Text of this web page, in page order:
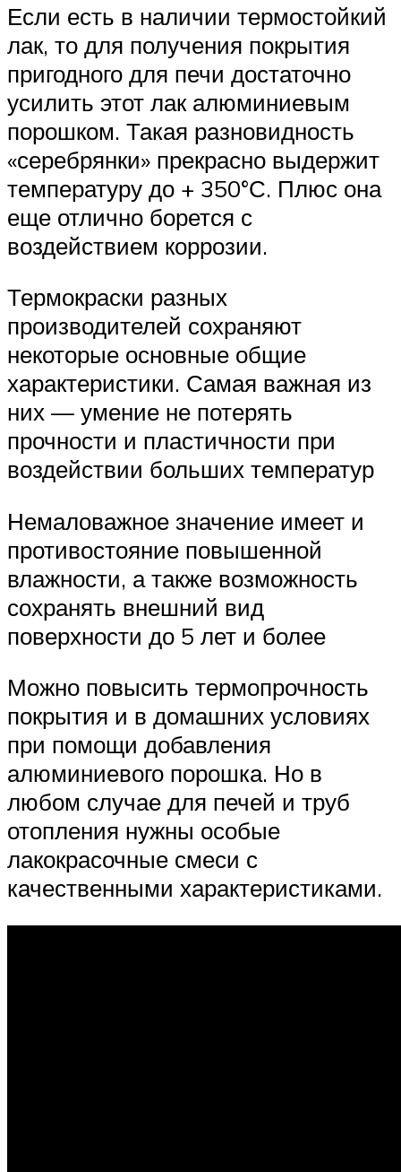
Если есть в наличии термостойкий
лак, то для получения покрытия
пригодного для печи достаточно
усилить этот лак алюминиевым
порошком. Такая разновидность
«серебрянки» прекрасно выдержит
температуру до + 350°С. Плюс она
еще отлично борется с
воздействием коррозии.
Термокраски разных
производителей сохраняют
некоторые основные общие
характеристики. Самая важная из
них — умение не потерять
прочности и пластичности при
воздействии больших температур
Немаловажное значение имеет и
противостояние повышенной
влажности, а также возможность
сохранять внешний вид
поверхности до 5 лет и более
Можно повысить термопрочность
покрытия и в домашних условиях
при помощи добавления
алюминиевого порошка. Но в
любом случае для печей и труб
отопления нужны особые
лакокрасочные смеси с
качественными характеристиками.